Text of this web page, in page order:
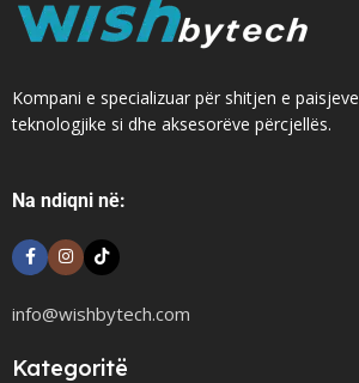
Kompani e specializuar për shitjen e paisjeve
teknologjike si dhe aksesorëve përcjellës.
Na ndiqni në:
info@wishbytech.com
Kategoritë